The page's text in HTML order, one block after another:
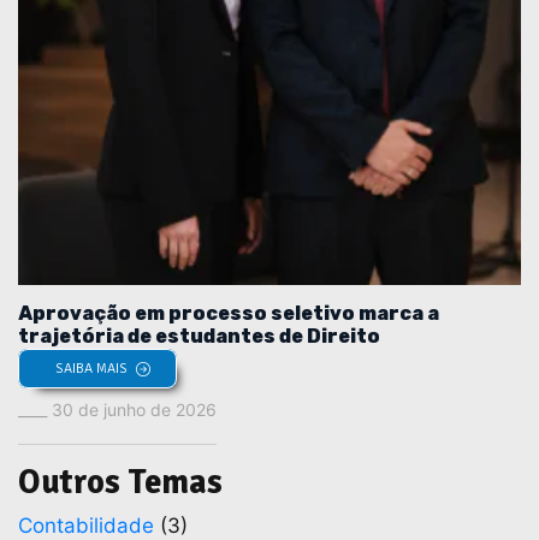
Aprovação em processo seletivo marca a
trajetória de estudantes de Direito
SAIBA MAIS
30 de junho de 2026
Outros Temas
Contabilidade (3)